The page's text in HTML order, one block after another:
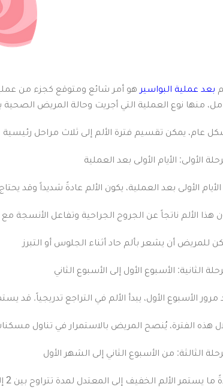
بعد عملية البواسير هو أمر شائع ومتوقع كجزء من
منها نوع العملية التي أجريت وحالة المريض
الأولى: الأيام الأولى بعد العملية
الأولى بعد العملية، يكون الألم عادةً شديداً وقد
هذا الألم ناتجاً عن الجروح الجراحية وتفاعل الأنسجة مع
الثانية: الأسبوع الأول إلى الأسبوع الثاني
مرور الأسبوع الأول، يبدأ الألم في التراجع تدريجياً. قد
الثالثة: من الأسبوع الثاني إلى الشهر الأول